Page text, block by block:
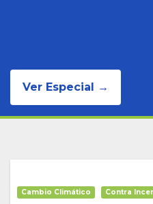
Ver Especial →
Cambio Climático Contra